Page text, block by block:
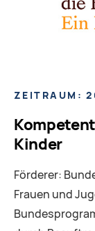
ZEITRAUM:
Kinder
Förderer:
Frauen und